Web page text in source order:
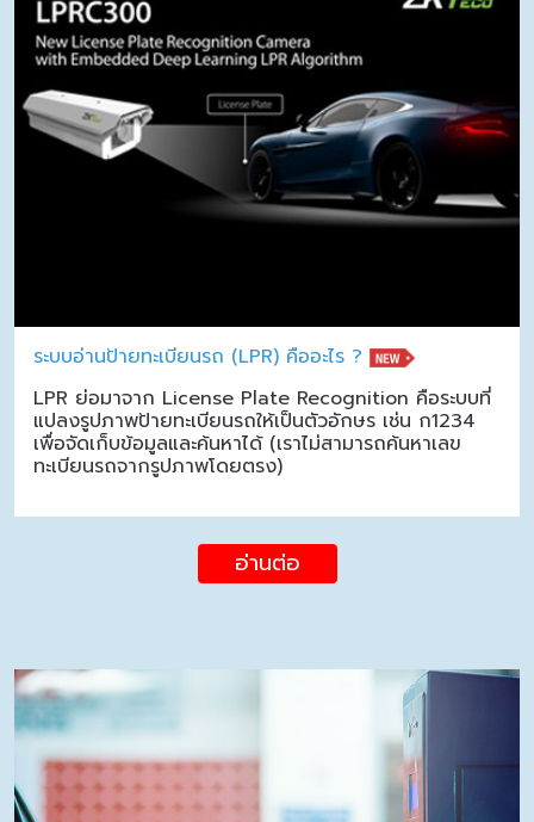
ระบบอ่านป้ายทะเบียนรถ (LPR) คืออะไร ?
LPR ย่อมาจาก License Plate Recognition คือระบบที่
แปลงรูปภาพป้ายทะเบียนรถให้เป็นตัวอักษร เช่น ก1234
เพื่อจัดเก็บข้อมูลและค้นหาได้ (เราไม่สามารถค้นหาเลข
ทะเบียนรถจากรูปภาพโดยตรง)
อ่านต่อ